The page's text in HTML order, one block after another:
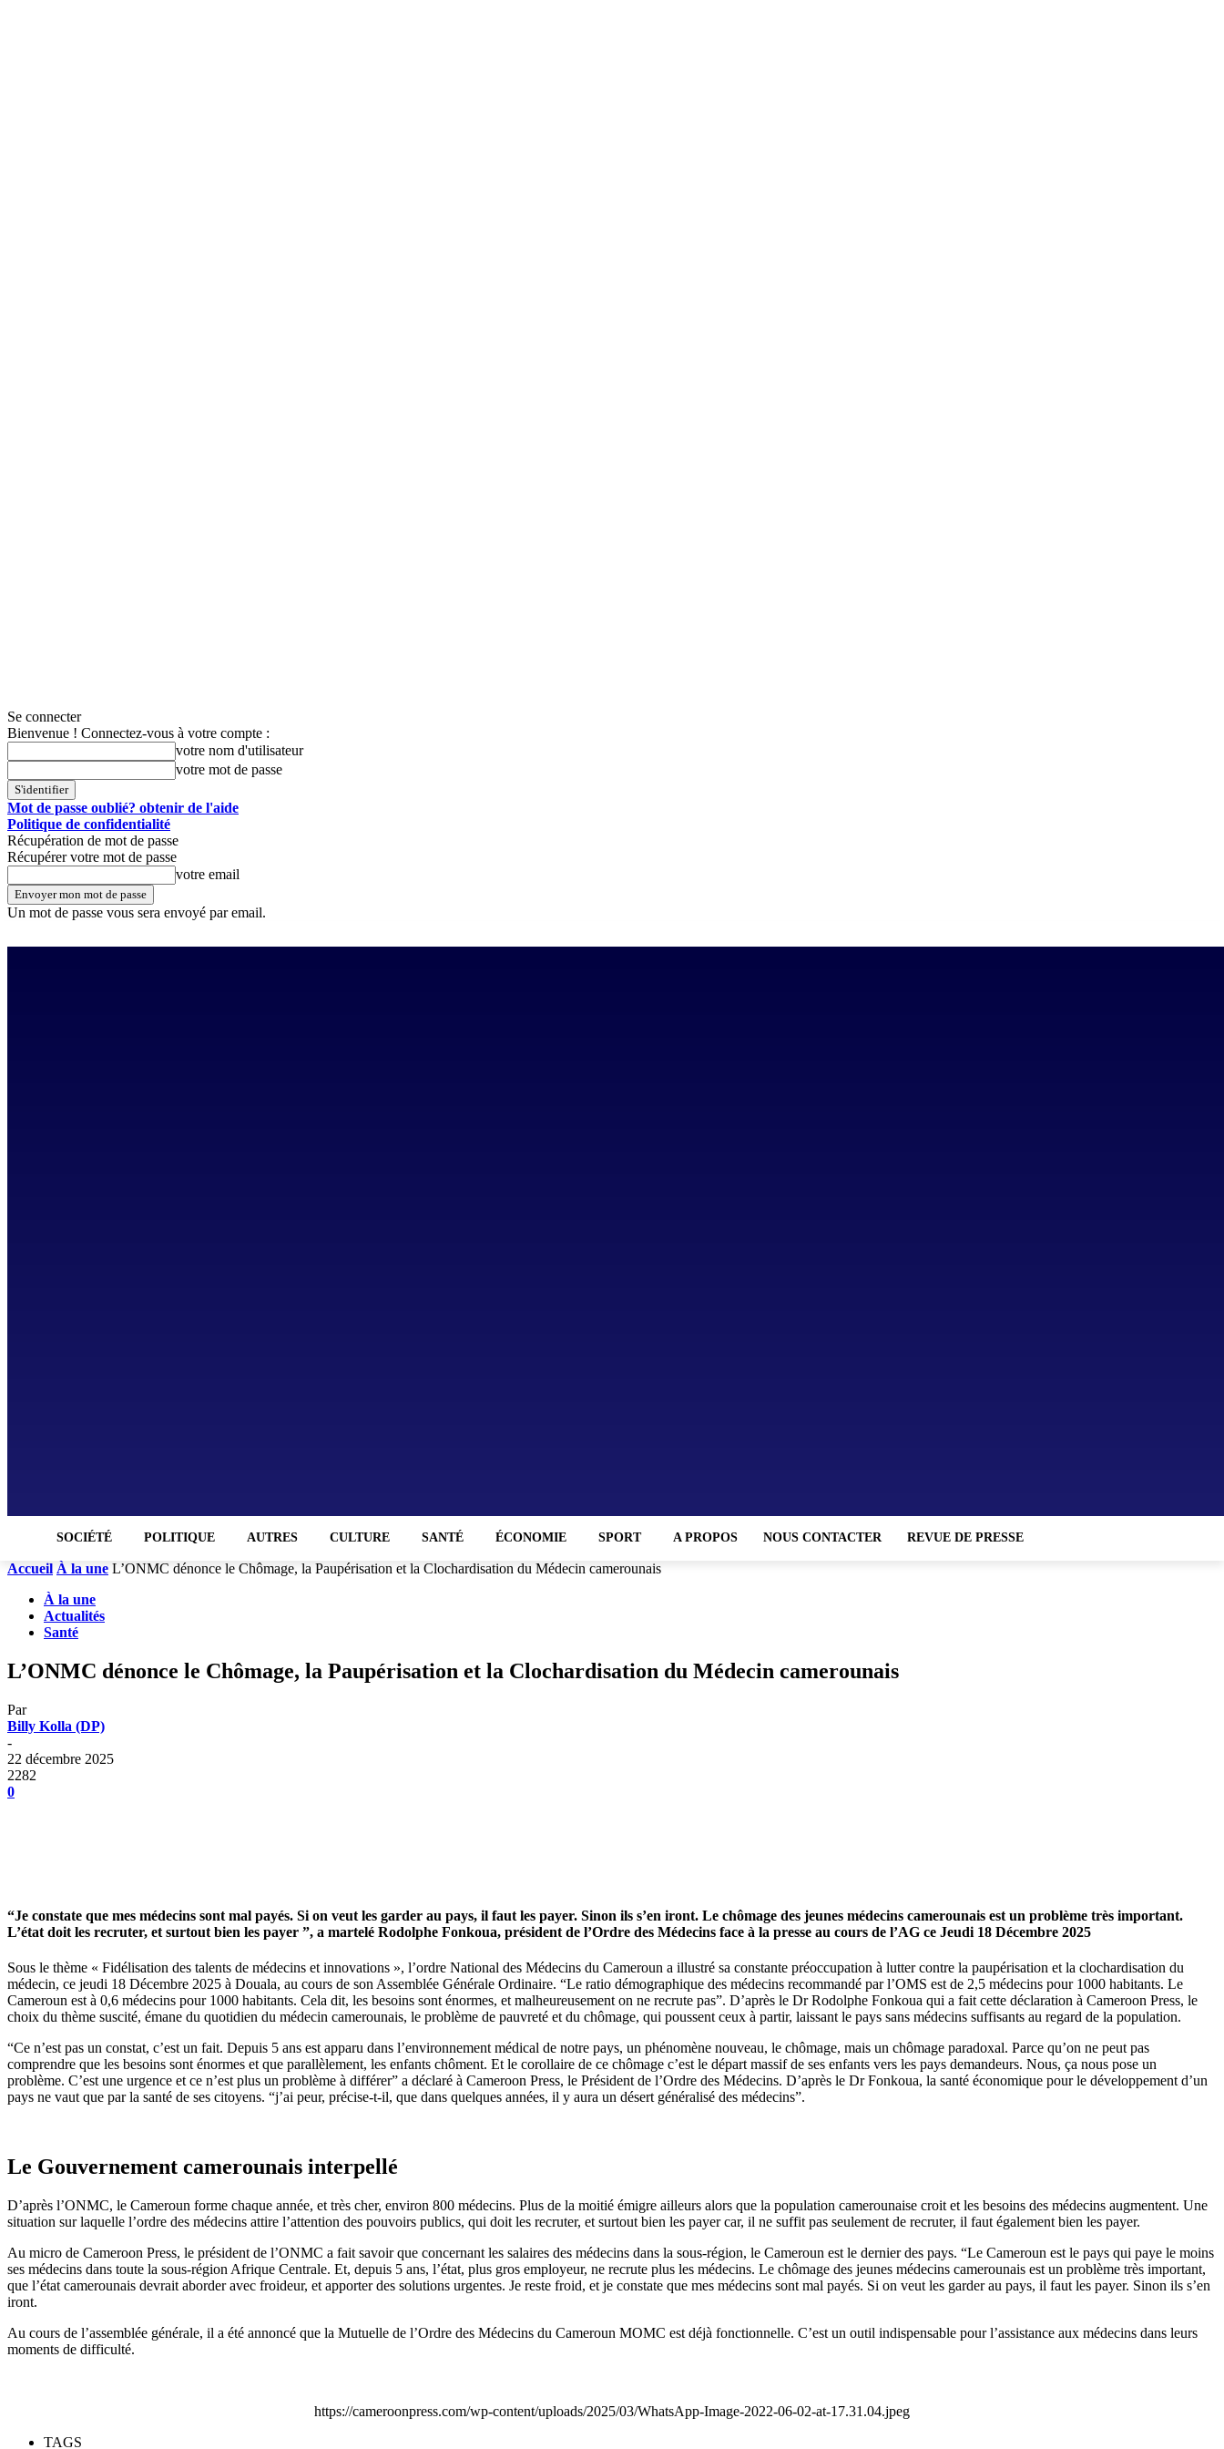
Se connecter
Bienvenue ! Connectez-vous à votre compte :
votre nom d'utilisateur
votre mot de passe
Mot de passe oublié? obtenir de l'aide
Politique de confidentialité
Récupération de mot de passe
Récupérer votre mot de passe
votre email
Un mot de passe vous sera envoyé par email.
SOCIÉTÉ POLITIQUE AUTRES CULTURE SANTÉ ÉCONOMIE SPORT A PROPOS NOUS CONTACTER REVUE DE PRESSE
Accueil À la une L’ONMC dénonce le Chômage, la Paupérisation et la Clochardisation du Médecin camerounais
À la une
Actualités
Santé
L’ONMC dénonce le Chômage, la Paupérisation et la Clochardisation du Médecin camerounais
Par
Billy Kolla (DP)
-
22 décembre 2025
2282
0
“Je constate que mes médecins sont mal payés. Si on veut les garder au pays, il faut les payer. Sinon ils s’en iront. Le chômage des jeunes médecins camerounais est un problème très important.
L’état doit les recruter, et surtout bien les payer ”, a martelé Rodolphe Fonkoua, président de l’Ordre des Médecins face à la presse au cours de l’AG ce Jeudi 18 Décembre 2025
Sous le thème « Fidélisation des talents de médecins et innovations », l’ordre National des Médecins du Cameroun a illustré sa constante préoccupation à lutter contre la paupérisation et la clochardisation du
médecin, ce jeudi 18 Décembre 2025 à Douala, au cours de son Assemblée Générale Ordinaire. “Le ratio démographique des médecins recommandé par l’OMS est de 2,5 médecins pour 1000 habitants. Le
Cameroun est à 0,6 médecins pour 1000 habitants. Cela dit, les besoins sont énormes, et malheureusement on ne recrute pas”. D’après le Dr Rodolphe Fonkoua qui a fait cette déclaration à Cameroon Press, le
choix du thème suscité, émane du quotidien du médecin camerounais, le problème de pauvreté et du chômage, qui poussent ceux à partir, laissant le pays sans médecins suffisants au regard de la population.
“Ce n’est pas un constat, c’est un fait. Depuis 5 ans est apparu dans l’environnement médical de notre pays, un phénomène nouveau, le chômage, mais un chômage paradoxal. Parce qu’on ne peut pas
comprendre que les besoins sont énormes et que parallèlement, les enfants chôment. Et le corollaire de ce chômage c’est le départ massif de ses enfants vers les pays demandeurs. Nous, ça nous pose un
problème. C’est une urgence et ce n’est plus un problème à différer” a déclaré à Cameroon Press, le Président de l’Ordre des Médecins. D’après le Dr Fonkoua, la santé économique pour le développement d’un
pays ne vaut que par la santé de ses citoyens. “j’ai peur, précise-t-il, que dans quelques années, il y aura un désert généralisé des médecins”.
Le Gouvernement camerounais interpellé
D’après l’ONMC, le Cameroun forme chaque année, et très cher, environ 800 médecins. Plus de la moitié émigre ailleurs alors que la population camerounaise croit et les besoins des médecins augmentent. Une
situation sur laquelle l’ordre des médecins attire l’attention des pouvoirs publics, qui doit les recruter, et surtout bien les payer car, il ne suffit pas seulement de recruter, il faut également bien les payer.
Au micro de Cameroon Press, le président de l’ONMC a fait savoir que concernant les salaires des médecins dans la sous-région, le Cameroun est le dernier des pays. “Le Cameroun est le pays qui paye le moins
ses médecins dans toute la sous-région Afrique Centrale. Et, depuis 5 ans, l’état, plus gros employeur, ne recrute plus les médecins. Le chômage des jeunes médecins camerounais est un problème très important,
que l’état camerounais devrait aborder avec froideur, et apporter des solutions urgentes. Je reste froid, et je constate que mes médecins sont mal payés. Si on veut les garder au pays, il faut les payer. Sinon ils s’en
iront.
Au cours de l’assemblée générale, il a été annoncé que la Mutuelle de l’Ordre des Médecins du Cameroun MOMC est déjà fonctionnelle. C’est un outil indispensable pour l’assistance aux médecins dans leurs
moments de difficulté.
https://cameroonpress.com/wp-content/uploads/2025/03/WhatsApp-Image-2022-06-02-at-17.31.04.jpeg
TAGS